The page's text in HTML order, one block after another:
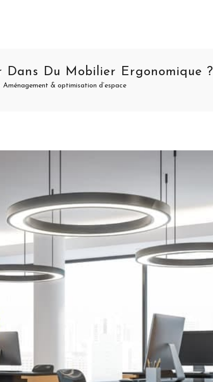
Dans Du Mobilier Ergonomique ?
Aménagement & optimisation d’espace